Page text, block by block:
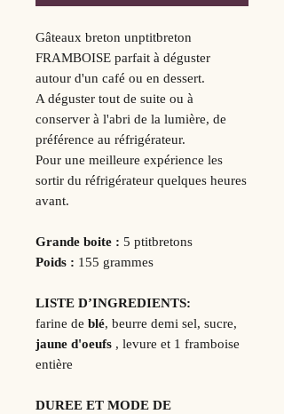
Gâteaux breton unptitbreton
FRAMBOISE parfait à déguster
autour d'un café ou en dessert.
A déguster tout de suite ou à
conserver à l'abri de la lumière, de
préférence au réfrigérateur.
Pour une meilleure expérience les
sortir du réfrigérateur quelques heures
avant.
Grande boite : 5 ptitbretons
Poids : 155 grammes
LISTE D’INGREDIENTS:
farine de blé, beurre demi sel, sucre,
jaune d'oeufs , levure et 1 framboise
entière
DUREE ET MODE DE